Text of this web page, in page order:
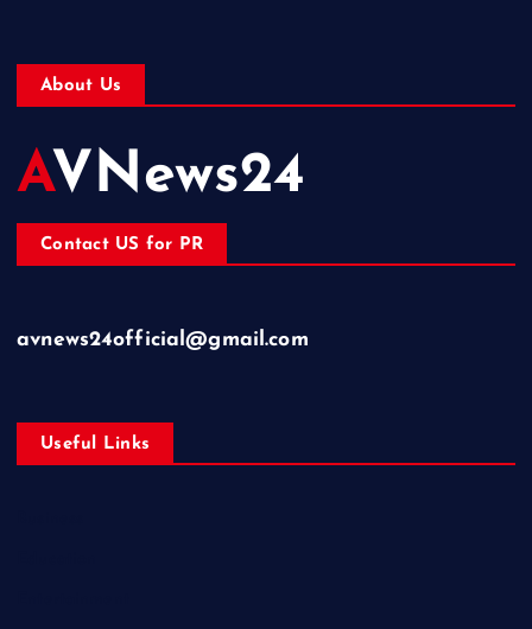
About Us
AVNews24
Contact US for PR
avnews24official@gmail.com
Useful Links